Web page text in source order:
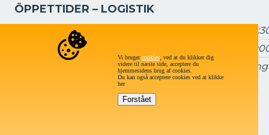
ÖPPETTIDER – LOGISTIK
Måndag - torsdag
7:15 –
7:15 –
Vi brugercookies, ved at du klikker dig
videre til næste side, acceptere du
hjemmesidens brug af cookies.
Du kan også acceptere cookies ved at klikke
her